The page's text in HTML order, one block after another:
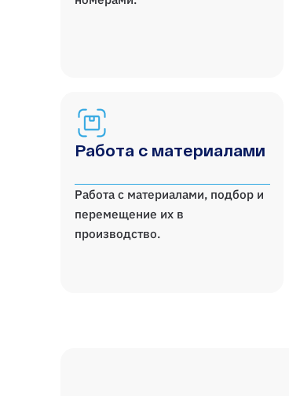
Работа с материалами
Работа с материалами, подбор и
перемещение их в
производство.